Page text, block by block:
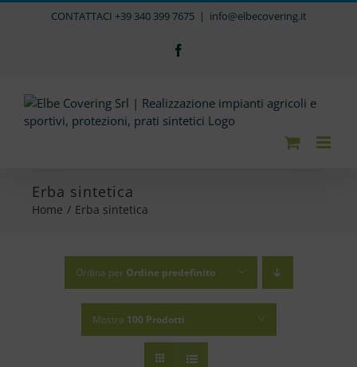
CONTATTACI +39 340 399 7675 | info@elbecovering.it
Erba sintetica
Home / Erba sintetica
Ordina per Ordine predefinito
Mostra 100 Prodotti